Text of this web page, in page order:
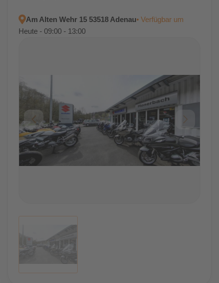
Am Alten Wehr 15 53518 Adenau• Verfügbar um
Heute - 09:00 - 13:00